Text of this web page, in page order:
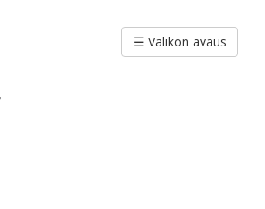
☰ Valikon avaus